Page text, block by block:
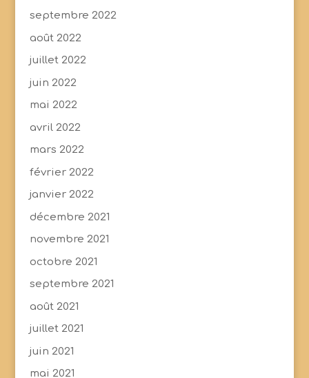
septembre 2022
août 2022
juillet 2022
juin 2022
mai 2022
avril 2022
mars 2022
février 2022
janvier 2022
décembre 2021
novembre 2021
octobre 2021
septembre 2021
août 2021
juillet 2021
juin 2021
mai 2021